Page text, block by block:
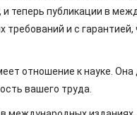
и теперь публикации в
и с гарантией,
отношение к науке. Она
вашего труда.